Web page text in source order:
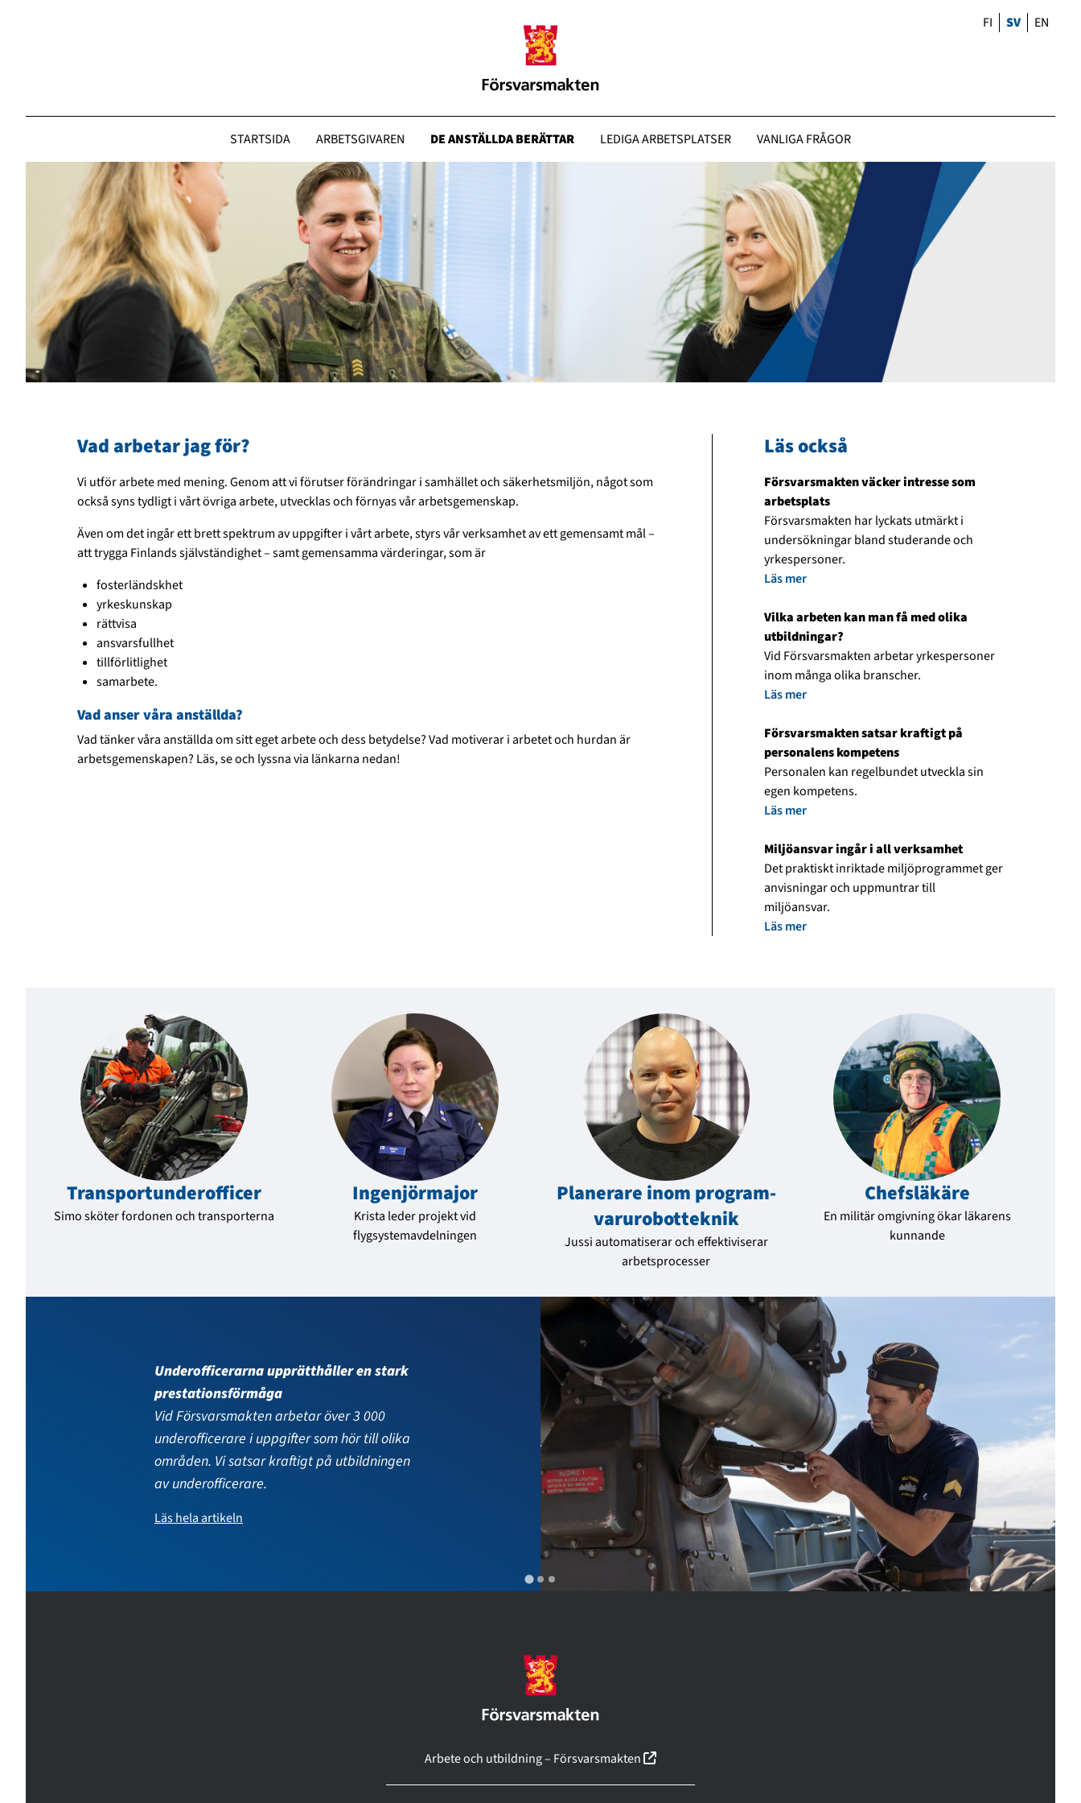
STARTSIDA ARBETSGIVAREN DE ANSTÄLLDA BERÄTTAR LEDIGA ARBETSPLATSER VANLIGA FRÅGOR
FI SV EN
Vad arbetar jag för?
Vi utför arbete med mening. Genom att vi förutser förändringar i samhället och säkerhetsmiljön, något som
också syns tydligt i vårt övriga arbete, utvecklas och förnyas vår arbetsgemenskap.
Även om det ingår ett brett spektrum av uppgifter i vårt arbete, styrs vår verksamhet av ett gemensamt mål –
att trygga Finlands självständighet – samt gemensamma värderingar, som är
fosterländskhet
yrkeskunskap
rättvisa
ansvarsfullhet
tillförlitlighet
samarbete.
Vad anser våra anställda?
Vad tänker våra anställda om sitt eget arbete och dess betydelse? Vad motiverar i arbetet och hurdan är
arbetsgemenskapen? Läs, se och lyssna via länkarna nedan!
Läs också
Försvarsmakten väcker intresse som
arbetsplats
Försvarsmakten har lyckats utmärkt i
undersökningar bland studerande och
yrkespersoner.
Läs mer
Vilka arbeten kan man få med olika
utbildningar?
Vid Försvarsmakten arbetar yrkespersoner
inom många olika branscher.
Läs mer
Försvarsmakten satsar kraftigt på
personalens kompetens
Personalen kan regelbundet utveckla sin
egen kompetens.
Läs mer
Miljöansvar ingår i all verksamhet
Det praktiskt inriktade miljöprogrammet ger
anvisningar och uppmuntrar till
miljöansvar.
Läs mer
Transport­underofficer
Simo sköter fordonen och transporterna
Ingenjörmajor
Krista leder projekt vid
flygsystemavdelningen
Planerare inom program­
varu­robot­teknik
Jussi automatiserar och effektiviserar
arbetsprocesser
Chefsläkäre
En militär omgivning ökar läkarens
kunnande
Specialofficerarna är högskoleutbildade
sakkunniga
Vid Försvarsmakten arbetar cirka 800
specialofficerare. De innehar militära
tjänster och är diplomingenjörer,
ingenjörer, läkare, präster eller
kapellmästare till utbildningen.
Läs hela artikeln
Arbete och utbildning – Försvarsmakten (linkki avautuu uuteen ikkunaan)